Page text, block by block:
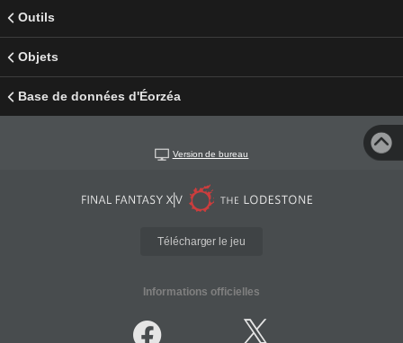
Outils
Objets
Base de données d'Éorzéa
Version de bureau
Télécharger le jeu
Informations officielles